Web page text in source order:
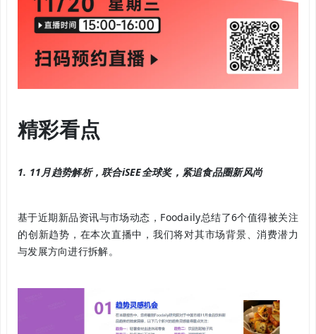
精彩看点
1. 11月趋势解析，联合iSEE全球奖，紧追食品圈新风尚
基于近期新品资讯与市场动态，Foodaily总结了6个值得被关注
的创新趋势，在本次直播中，我们将对其市场背景、消费潜力
与发展方向进行拆解。